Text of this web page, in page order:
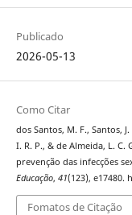
Publicado
2026-05-13
Como Citar
dos Santos, M. F., Santos,
I. R. P., & de Almeida, L.
prevenção das infecções
Educação, 41(123), e17480.
Fomatos de Citação